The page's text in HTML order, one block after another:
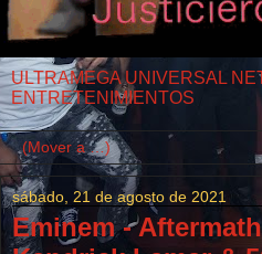
ULTRAMEGA UNIVERSAL
ENTRETENIMIENTOS
sábado, 21 de agosto de 2021
Eminem -